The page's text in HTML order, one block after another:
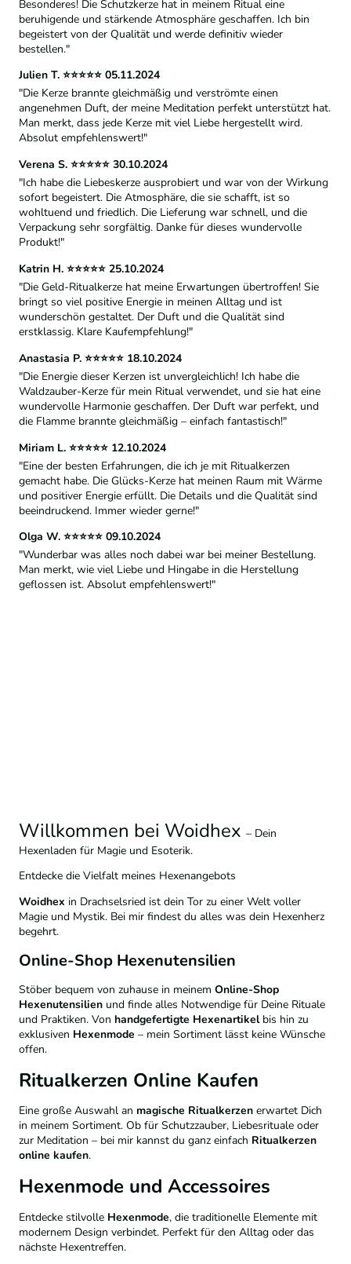
Besonderes! Die Schutzkerze hat in meinem Ritual eine
beruhigende und stärkende Atmosphäre geschaffen. Ich bin
begeistert von der Qualität und werde definitiv wieder
bestellen."
Julien T. ⭐⭐⭐⭐⭐ 05.11.2024
"Die Kerze brannte gleichmäßig und verströmte einen
angenehmen Duft, der meine Meditation perfekt unterstützt hat.
Man merkt, dass jede Kerze mit viel Liebe hergestellt wird.
Absolut empfehlenswert!"
Verena S. ⭐⭐⭐⭐⭐ 30.10.2024
"Ich habe die Liebeskerze ausprobiert und war von der Wirkung
sofort begeistert. Die Atmosphäre, die sie schafft, ist so
wohltuend und friedlich. Die Lieferung war schnell, und die
Verpackung sehr sorgfältig. Danke für dieses wundervolle
Produkt!"
Katrin H. ⭐⭐⭐⭐⭐ 25.10.2024
"Die Geld-Ritualkerze hat meine Erwartungen übertroffen! Sie
bringt so viel positive Energie in meinen Alltag und ist
wunderschön gestaltet. Der Duft und die Qualität sind
erstklassig. Klare Kaufempfehlung!"
Anastasia P. ⭐⭐⭐⭐⭐ 18.10.2024
"Die Energie dieser Kerzen ist unvergleichlich! Ich habe die
Waldzauber-Kerze für mein Ritual verwendet, und sie hat eine
wundervolle Harmonie geschaffen. Der Duft war perfekt, und
die Flamme brannte gleichmäßig – einfach fantastisch!"
Miriam L. ⭐⭐⭐⭐⭐ 12.10.2024
"Eine der besten Erfahrungen, die ich je mit Ritualkerzen
gemacht habe. Die Glücks-Kerze hat meinen Raum mit Wärme
und positiver Energie erfüllt. Die Details und die Qualität sind
beeindruckend. Immer wieder gerne!"
Olga W. ⭐⭐⭐⭐⭐ 09.10.2024
"Wunderbar was alles noch dabei war bei meiner Bestellung.
Man merkt, wie viel Liebe und Hingabe in die Herstellung
geflossen ist. Absolut empfehlenswert!"
Willkommen bei Woidhex – Dein
Hexenladen für Magie und Esoterik.
Entdecke die Vielfalt meines Hexenangebots
Woidhex in Drachselsried ist dein Tor zu einer Welt voller
Magie und Mystik. Bei mir findest du alles was dein Hexenherz
begehrt.
Online-Shop Hexenutensilien
Stöber bequem von zuhause in meinem Online-Shop
Hexenutensilien und finde alles Notwendige für Deine Rituale
und Praktiken. Von handgefertigte Hexenartikelbis hin zu
exklusiven Hexenmode – mein Sortiment lässt keine Wünsche
offen.
Ritualkerzen Online Kaufen
Eine große Auswahl an magische Ritualkerzen erwartet Dich
in meinem Sortiment. Ob für Schutzzauber, Liebesrituale oder
zur Meditation – bei mir kannst du ganz einfach Ritualkerzen
online kaufen.
Hexenmode und Accessoires
Entdecke stilvolle Hexenmode, die traditionelle Elemente mit
modernem Design verbindet. Perfekt für den Alltag oder das
nächste Hexentreffen.